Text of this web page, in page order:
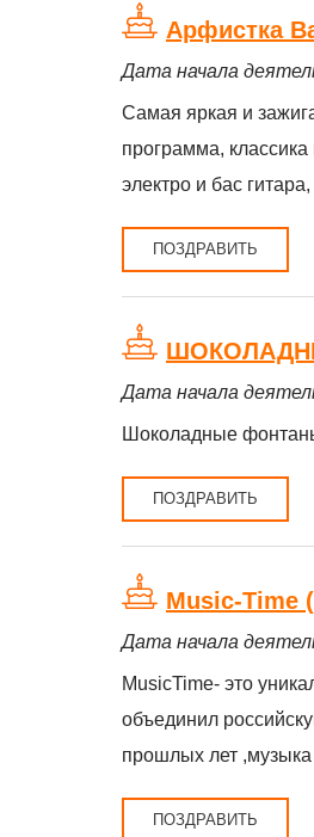
Арфистка
Дата начала
Самая яркая и
программа,
электро и бас
ПОЗДРАВИТЬ
Дата начала
Шоколадные
ПОЗДРАВИТЬ
Music-Time
Дата начала
MusicTime- это
объединил
прошлых лет
ПОЗДРАВИТЬ